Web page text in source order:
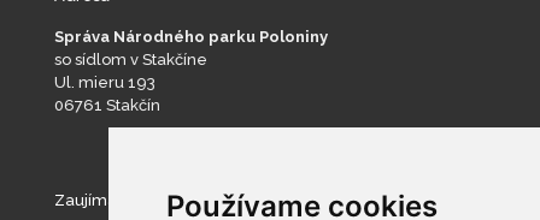
Používame cookies
Správa Národného parku Poloniny
so sídlom v Stakčíne
Ul. mieru 193
06761 Stakčín
Zaujímavé stránky